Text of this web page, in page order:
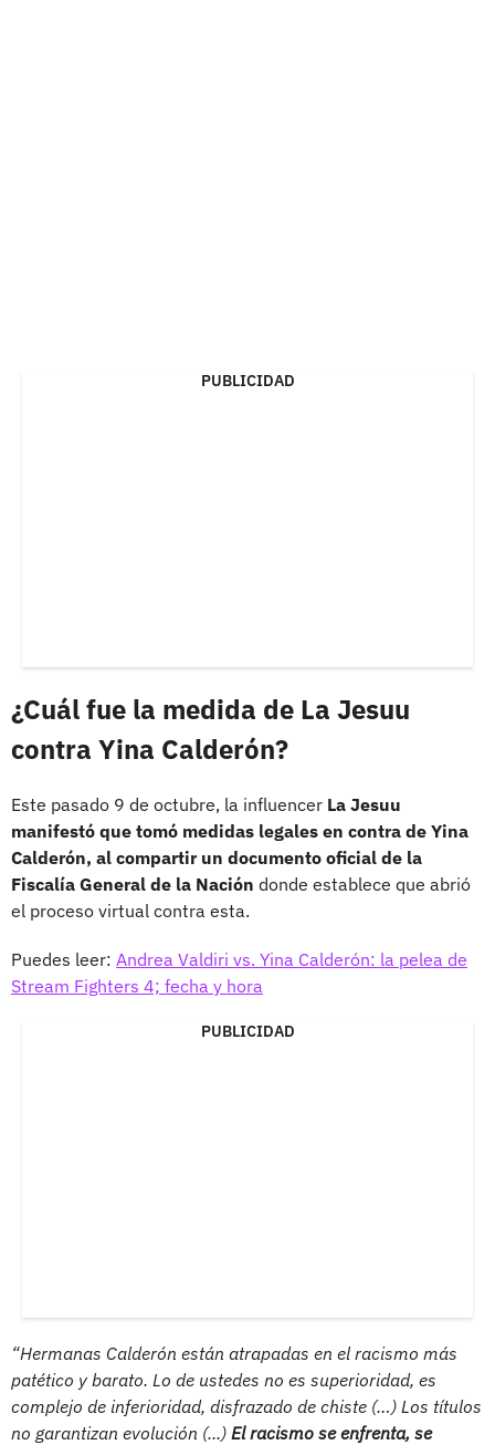
PUBLICIDAD
¿Cuál fue la medida de La Jesuu
contra Yina Calderón?
Este pasado 9 de octubre, la influencer La Jesuu
manifestó que tomó medidas legales en contra de Yina
Calderón, al compartir un documento oficial de la
Fiscalía General de la Nación donde establece que abrió
el proceso virtual contra esta.
Puedes leer: Andrea Valdiri vs. Yina Calderón: la pelea de
Stream Fighters 4; fecha y hora
PUBLICIDAD
“Hermanas Calderón están atrapadas en el racismo más
patético y barato. Lo de ustedes no es superioridad, es
complejo de inferioridad, disfrazado de chiste (…) Los títulos
no garantizan evolución (...) El racismo se enfrenta, se